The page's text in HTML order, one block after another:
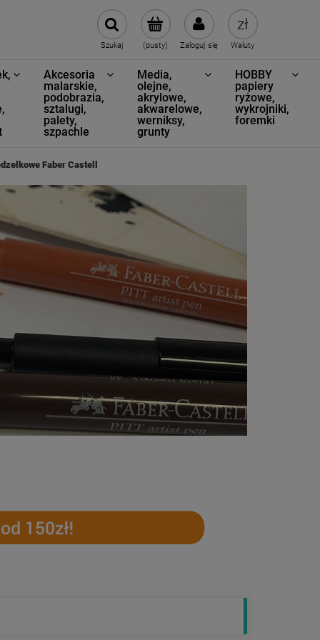
(pusty) Zaloguj się
Szukaj Waluty
Akcesoria
malarskie,
podobrazia,
sztalugi,
palety,
szpachle
Media,
olejne,
akrylowe,
akwarelowe,
werniksy,
grunty
HOBBY
papiery
ryżowe,
wykrojniki,
foremki
Faber Castell